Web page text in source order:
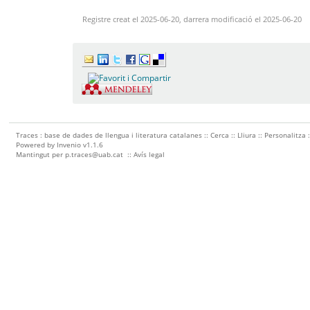
Registre creat el 2025-06-20, darrera modificació el 2025-06-20
Traces : base de dades de llengua i literatura catalanes ::Cerca :: Lliura :: Personalitza
Powered by Invenio v1.1.6
Mantingut per p.traces@uab.cat ::Avís legal